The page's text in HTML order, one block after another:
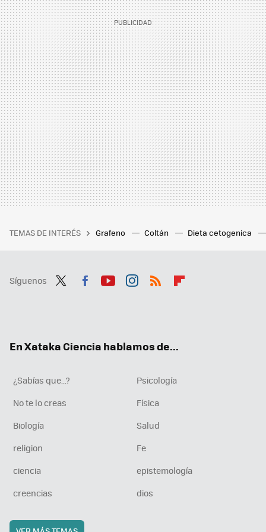
TEMAS DE INTERÉS Grafeno Coltán Dieta cetogenica
Síguenos
En Xataka Ciencia hablamos de...
¿Sabías que...?
Psicología
No te lo creas
Física
Biología
Salud
religion
Fe
ciencia
epistemología
creencias
dios